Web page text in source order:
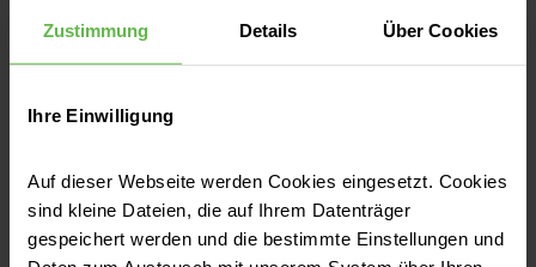
Zustimmung Details Über Cookies
Ihre Einwilligung
Auf dieser Webseite werden Cookies eingesetzt. Cookies
sind kleine Dateien, die auf Ihrem Datenträger
gespeichert werden und die bestimmte Einstellungen und
Ines Bank
Hygienefachkraft Region West